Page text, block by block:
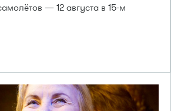
— 12 августа в 15-м